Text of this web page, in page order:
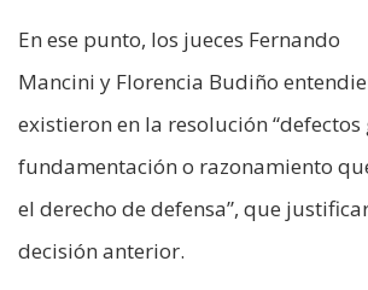
En ese punto, los jueces Fernando
Mancini y Florencia Budiño
existieron en la resolución “defectos
fundamentación o razonamiento
el derecho de defensa”, que
decisión anterior.